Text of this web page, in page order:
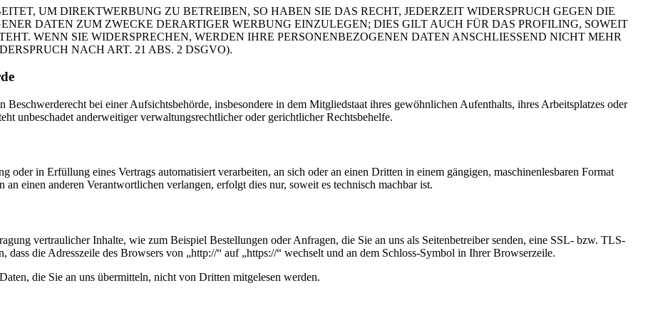
UM DIREKTWERBUNG ZU BETREIBEN, SO HABEN SIE DAS RECHT, JEDERZEIT WIDERSPRUCH GEGEN DIE
DATEN ZUM ZWECKE DERARTIGER WERBUNG EINZULEGEN; DIES GILT AUCH FÜR DAS PROFILING, SOWEIT
WENN SIE WIDERSPRECHEN, WERDEN IHRE PERSONENBEZOGENEN DATEN ANSCHLIESSEND NICHT MEHR
NACH ART. 21 ABS. 2 DSGVO).
bei einer Aufsichtsbehörde, insbesondere in dem Mitgliedstaat ihres gewöhnlichen Aufenthalts, ihres Arbeitsplatzes oder
unbeschadet anderweitiger verwaltungsrechtlicher oder gerichtlicher Rechtsbehelfe.
in Erfüllung eines Vertrags automatisiert verarbeiten, an sich oder an einen Dritten in einem gängigen, maschinenlesbaren Format
einen anderen Verantwortlichen verlangen, erfolgt dies nur, soweit es technisch machbar ist.
vertraulicher Inhalte, wie zum Beispiel Bestellungen oder Anfragen, die Sie an uns als Seitenbetreiber senden, eine SSL- bzw. TLS-
dass die Adresszeile des Browsers von „http://“ auf „https://“ wechselt und an dem Schloss-Symbol in Ihrer Browserzeile.
die Sie an uns übermitteln, nicht von Dritten mitgelesen werden.